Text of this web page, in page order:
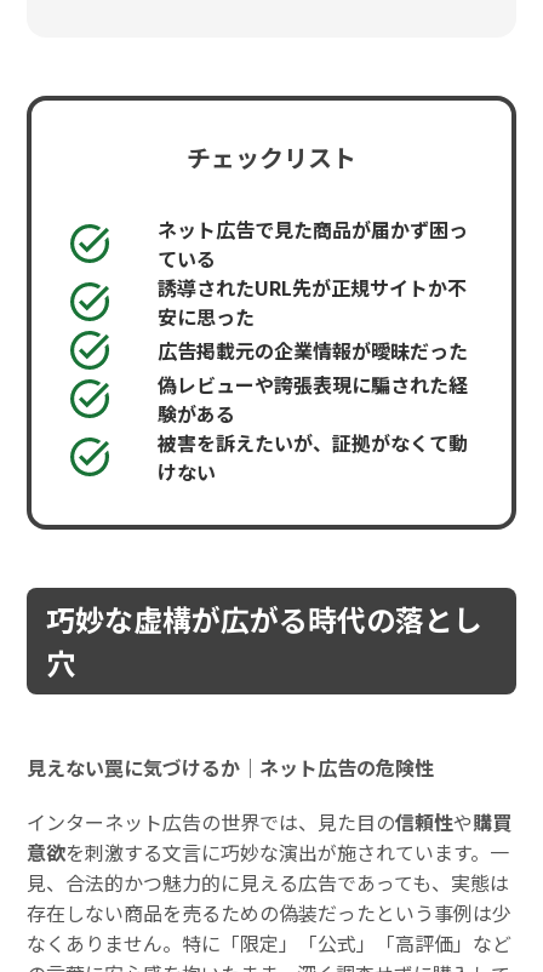
チェックリスト
ネット広告で見た商品が届かず困っ
ている
誘導されたURL先が正規サイトか不
安に思った
広告掲載元の企業情報が曖昧だった
偽レビューや誇張表現に騙された経
験がある
被害を訴えたいが、証拠がなくて動
けない
巧妙な虚構が広がる時代の落とし
穴
見えない罠に気づけるか｜ネット広告の危険性
インターネット広告の世界では、見た目の信頼性や購買
意欲を刺激する文言に巧妙な演出が施されています。一
見、合法的かつ魅力的に見える広告であっても、実態は
存在しない商品を売るための偽装だったという事例は少
なくありません。特に「限定」「公式」「高評価」など